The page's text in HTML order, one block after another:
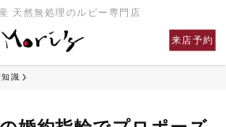
天然無処理のルビー専門店
来店予約
識